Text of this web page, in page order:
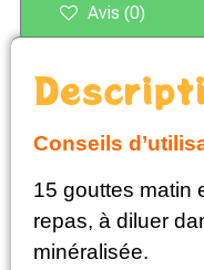
Avis (0)
Conseils
15 gouttes matin
repas, à diluer
minéralisée.